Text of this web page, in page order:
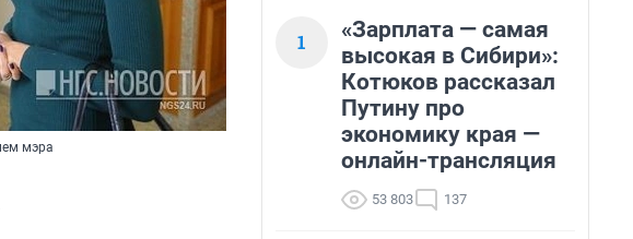
мэра
1
«Зарплата — самая
высокая в Сибири»:
Котюков рассказал
Путину про
экономику края —
онлайн-трансляция
53 803 137